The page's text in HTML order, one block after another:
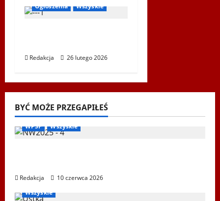
Ogłoszenia
Wszyskie
Redakcja 26 lutego 2026
BYĆ MOŻE PRZEGAPIŁEŚ
Biegi i rekreacja Inne Nordic Walking
WPSF
Wszyskie
Redakcja 10 czerwca 2026
Igrzyska Letnie Ogłoszenia
Wszyskie